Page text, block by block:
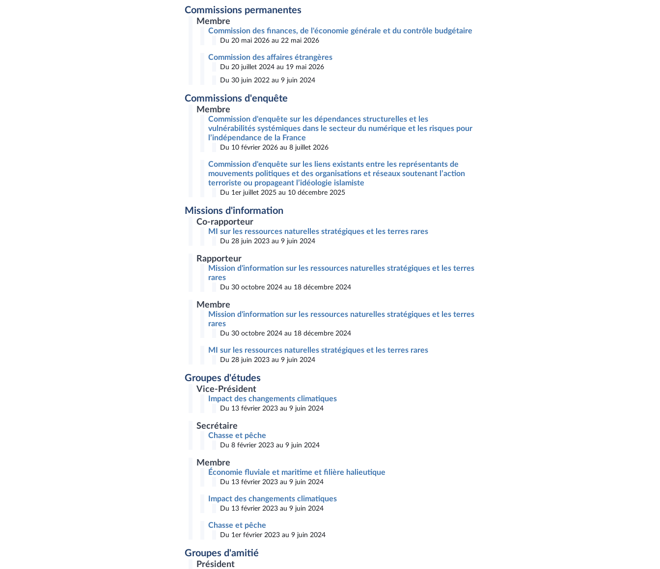
Commissions permanentes
Membre
Commission des finances, de l'économie générale et du contrôle budgétaire
Du 20 mai 2026 au 22 mai 2026
Commission des affaires étrangères
Du 20 juillet 2024 au 19 mai 2026
Du 30 juin 2022 au 9 juin 2024
Commissions d'enquête
Membre
Commission d'enquête sur les dépendances structurelles et les
vulnérabilités systémiques dans le secteur du numérique et les risques pour
l’indépendance de la France
Du 10 février 2026 au 8 juillet 2026
Commission d'enquête sur les liens existants entre les représentants de
mouvements politiques et des organisations et réseaux soutenant l’action
terroriste ou propageant l’idéologie islamiste
Du 1er juillet 2025 au 10 décembre 2025
Missions d'information
Co-rapporteur
MI sur les ressources naturelles stratégiques et les terres rares
Du 28 juin 2023 au 9 juin 2024
Rapporteur
Mission d'information sur les ressources naturelles stratégiques et les terres
rares
Du 30 octobre 2024 au 18 décembre 2024
Membre
Mission d'information sur les ressources naturelles stratégiques et les terres
rares
Du 30 octobre 2024 au 18 décembre 2024
MI sur les ressources naturelles stratégiques et les terres rares
Du 28 juin 2023 au 9 juin 2024
Groupes d'études
Vice-Président
Impact des changements climatiques
Du 13 février 2023 au 9 juin 2024
Secrétaire
Chasse et pêche
Du 8 février 2023 au 9 juin 2024
Membre
Économie fluviale et maritime et filière halieutique
Du 13 février 2023 au 9 juin 2024
Impact des changements climatiques
Du 13 février 2023 au 9 juin 2024
Chasse et pêche
Du 1er février 2023 au 9 juin 2024
Groupes d'amitié
Président